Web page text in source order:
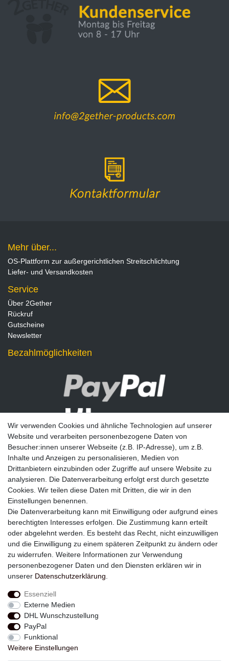
Mehr über...
OS-Plattform zur außergerichtlichen Streitschlichtung
Liefer- und Versandkosten
Service
Über 2Gether
Rückruf
Gutscheine
Newsletter
Bezahlmöglichkeiten
Newsletter
E-MAIL **
Einwilligung kann ich jederzeit widerrufen.**
Abonnieren
Widerrufs­recht
Daten­schutz­erklärung
Wir verwenden Cookies und ähnliche Technologien auf unserer
Website und verarbeiten personenbezogene Daten von
Besucher:innen unserer Webseite (z.B. IP-Adresse), um z.B.
Inhalte und Anzeigen zu personalisieren, Medien von
Drittanbietern einzubinden oder Zugriffe auf unsere Website zu
analysieren. Die Datenverarbeitung erfolgt erst durch gesetzte
Cookies. Wir teilen diese Daten mit Dritten, die wir in den
Einstellungen benennen.
Die Datenverarbeitung kann mit Einwilligung oder aufgrund eines
berechtigten Interesses erfolgen. Die Zustimmung kann erteilt
oder abgelehnt werden. Es besteht das Recht, nicht einzuwilligen
und die Einwilligung zu einem späteren Zeitpunkt zu ändern oder
zu widerrufen. Weitere Informationen zur Verwendung
personenbezogener Daten und den Diensten erklären wir in
unserer Daten­schutz­erklärung
Essenziell
Externe Medien
DHL Wunschzustellung
PayPal
Funktional
Weitere Einstellungen